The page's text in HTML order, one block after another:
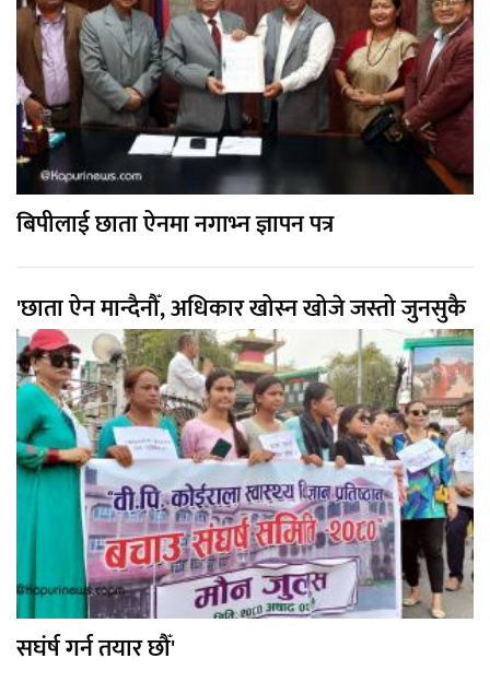
बिपीलाई छाता ऐनमा नगाभ्न ज्ञापन पत्र
'छाता ऐन मान्दैनौँ, अधिकार खोस्न खोजे जस्तो जुनसुकै
सघंर्ष गर्न तयार छौँ'